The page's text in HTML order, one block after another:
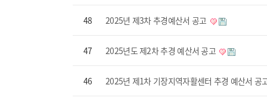
48 2025년 제3차 추경예산서 공고
47 2025년도 제2차 추경 예산서 공고
46 2025년 제1차 기장지역자활센터 추경 예산서 공